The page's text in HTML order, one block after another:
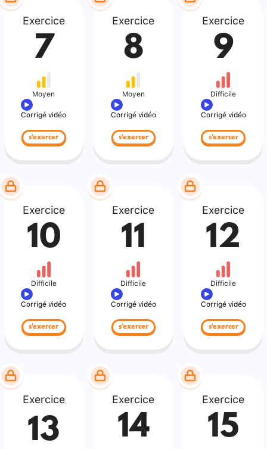
Exercice
7
Moyen
Corrigé vidéo
s'exercer
Exercice
8
Moyen
Corrigé vidéo
s'exercer
Exercice
9
Difficile
Corrigé vidéo
s'exercer
Exercice
10
Difficile
Corrigé vidéo
s'exercer
Exercice
11
Difficile
Corrigé vidéo
s'exercer
Exercice
12
Difficile
Corrigé vidéo
s'exercer
Exercice
13
Exercice
14
Exercice
15